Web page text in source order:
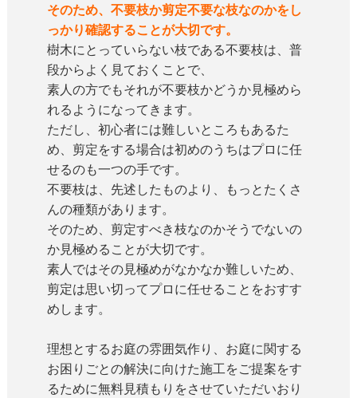
そのため、不要枝か剪定不要な枝なのかをし
っかり確認することが大切です。
樹木にとっていらない枝である不要枝は、普
段からよく見ておくことで、
素人の方でもそれが不要枝かどうか見極めら
れるようになってきます。
ただし、初心者には難しいところもあるた
め、剪定をする場合は初めのうちはプロに任
せるのも一つの手です。
不要枝は、先述したものより、もっとたくさ
んの種類があります。
そのため、剪定すべき枝なのかそうでないの
か見極めることが大切です。
素人ではその見極めがなかなか難しいため、
剪定は思い切ってプロに任せることをおすす
めします。
理想とするお庭の雰囲気作り、お庭に関する
お困りごとの解決に向けた施工をご提案をす
るために無料見積もりをさせていただいおり